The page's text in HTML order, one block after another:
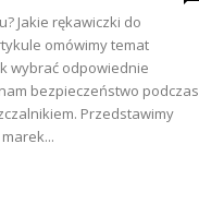
Jakie rękawiczki do
omówimy temat
wybrać odpowiednie
bezpieczeństwo podczas
Przedstawimy